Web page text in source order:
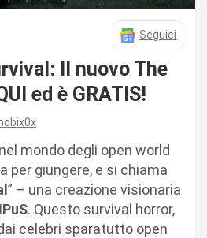
Seguici
Il nuovo The
ed è GRATIS!
mondo degli open world
per giungere, e si chiama
” – una creazione visionaria
. Questo survival horror,
celebri sparatutto open